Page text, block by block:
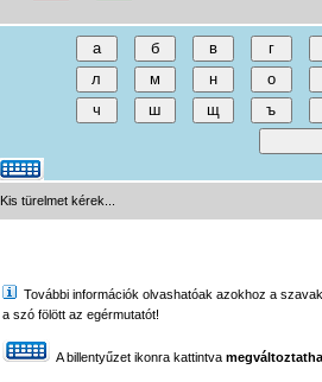
Kis türelmet kérek...
További információk olvashatóak azokhoz a
a szó fölött az egérmutatót!
A billentyűzet ikonra kattintva